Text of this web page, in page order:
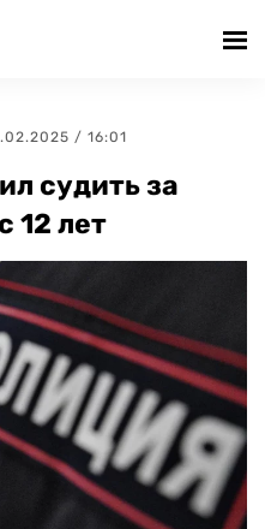
/ 16:01
судить за
12 лет